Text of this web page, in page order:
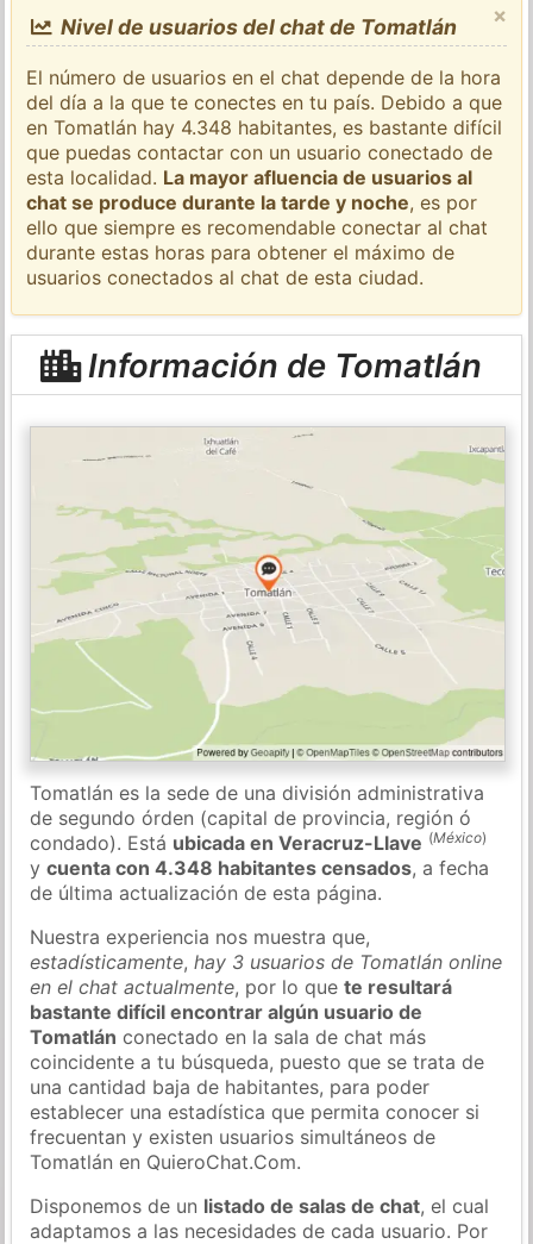
×
Nivel de usuarios del chat de Tomatlán
El número de usuarios en el chat depende de la hora
del día a la que te conectes en tu país. Debido a que
en Tomatlán hay 4.348 habitantes, es bastante difícil
que puedas contactar con un usuario conectado de
esta localidad. La mayor afluencia de usuarios al
chat se produce durante la tarde y noche, es por
ello que siempre es recomendable conectar al chat
durante estas horas para obtener el máximo de
usuarios conectados al chat de esta ciudad.
Información de Tomatlán
Tomatlán es la sede de una división administrativa
de segundo órden (capital de provincia, región ó
condado). Está ubicada en Veracruz-Llave (México)
ycuenta con 4.348 habitantes censados, a fecha
de última actualización de esta página.
Nuestra experiencia nos muestra que,
estadísticamente,hay 3 usuarios de Tomatlán online
en el chat actualmente, por lo quete resultará
bastante difícil encontrar algún usuario de
Tomatlán conectado en la sala de chat más
coincidente a tu búsqueda, puesto que se trata de
una cantidad baja de habitantes, para poder
establecer una estadística que permita conocer si
frecuentan y existen usuarios simultáneos de
Tomatlán en QuieroChat.Com.
Disponemos de un listado de salas de chat, el cual
adaptamos a las necesidades de cada usuario. Por